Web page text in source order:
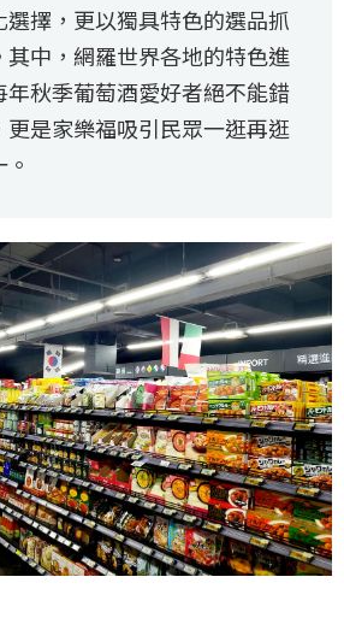
擇，更以獨具特色的選品抓
其中，網羅世界各地的特色進
年秋季葡萄酒愛好者絕不能錯
更是家樂福吸引民眾一逛再逛